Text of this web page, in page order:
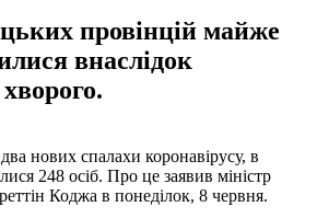
провінцій майже
внаслідок
нових спалахи коронавірусу, в
248 осіб. Про це заявив міністр
Коджа в понеділок, 8 червня.